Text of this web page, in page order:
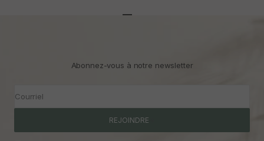
Abonnez-vous à notre newsletter
Courriel
REJOINDRE